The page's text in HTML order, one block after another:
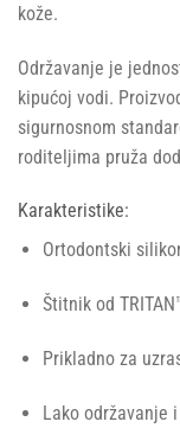
kože.
Održavanje je
kipućoj vodi.
sigurnosnom
roditeljima pruža
Karakteristike:
Ortodontski
Štitnik od
Prikladno za
Lako održavanje